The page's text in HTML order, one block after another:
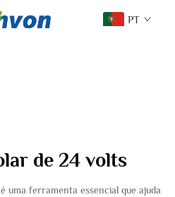
PT
de 24 volts
uma ferramenta essencial que ajuda